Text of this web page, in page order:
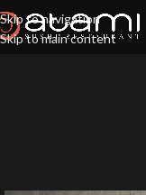
Skip to navigation
Skip to main content